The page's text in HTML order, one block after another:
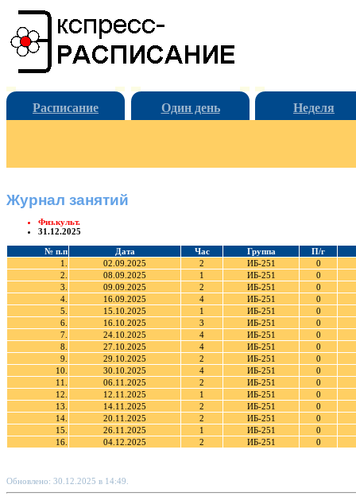
Расписание Один день Неделя
Журнал занятий
Физ.культ.
31.12.2025
№ п.п Дата Час Группа
П/г
1.
02.09.2025 2 ИБ-251
0
2.
08.09.2025 1 ИБ-251
0
3.
09.09.2025 2 ИБ-251
0
4.
16.09.2025 4 ИБ-251
0
5.
15.10.2025 1 ИБ-251
0
6.
16.10.2025 3 ИБ-251
0
7.
24.10.2025 4 ИБ-251
0
8.
27.10.2025 4 ИБ-251
0
9.
29.10.2025 2 ИБ-251
0
10.
30.10.2025 4 ИБ-251
0
11.
06.11.2025 2 ИБ-251
0
12.
12.11.2025 1 ИБ-251
0
13.
14.11.2025 2 ИБ-251
0
14.
20.11.2025 2 ИБ-251
0
15.
26.11.2025 1 ИБ-251
0
16.
04.12.2025 2 ИБ-251 0
Обновлено: 30.12.2025 в 14:49.